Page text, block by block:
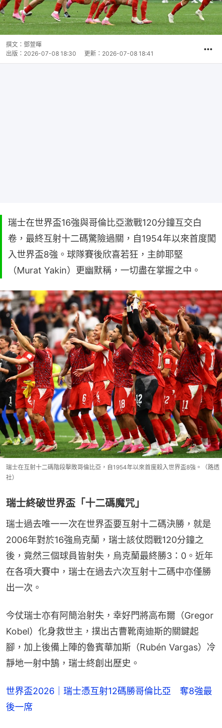
撰文： 鄧萱暉
出版： 2026-07-08 18:30 更新： 2026-07-08 18:41
瑞士在世界盃16強與哥倫比亞激戰120分鐘互交白
卷，最終互射十二碼驚險過關，自1954年以來首度闖
入世界盃8強。球隊賽後欣喜若狂，主帥耶堅
（Murat Yakin）更幽默稱，一切盡在掌握之中。
瑞士在互射十二碼階段擊敗哥倫比亞，自1954年以來首度殺入世界盃8強。（路透
社）
瑞士終破世界盃「十二碼魔咒」
瑞士過去唯一一次在世界盃要互射十二碼決勝，就是
2006年對於16強烏克蘭，瑞士該仗悶戰120分鐘之
後，竟然三個球員皆射失，烏克蘭最終勝3：0。近年
在各項大賽中，瑞士在過去六次互射十二碼中亦僅勝
出一次。
今仗瑞士亦有阿簡治射失，幸好門將高布爾（Gregor
Kobel）化身救世主，撲出古曹靴南迪斯的關鍵起
腳，加上後備上陣的魯賓華加斯（Rubén Vargas）冷
靜地一射中鵠，瑞士終創出歷史。
世界盃2026｜瑞士憑互射12碼勝哥倫比亞 奪8強最
後一席